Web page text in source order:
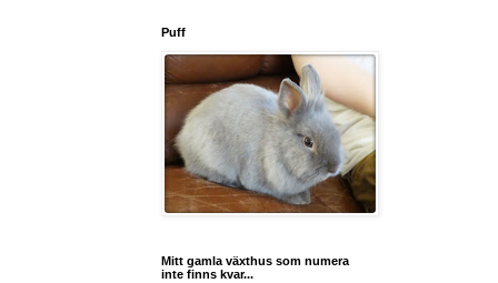
Puff
Mitt gamla växthus som numera
inte finns kvar...